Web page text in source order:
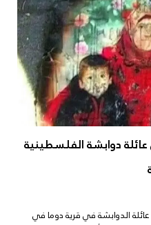
دوابشة الفلسطينية
الدوابشة في قرية دوما في